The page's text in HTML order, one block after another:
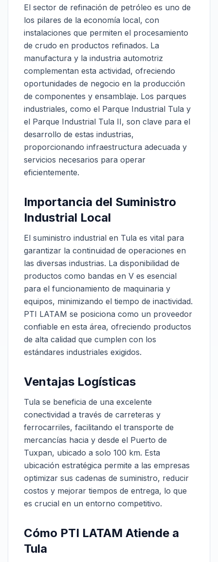
El sector de refinación de petróleo es uno de
los pilares de la economía local, con
instalaciones que permiten el procesamiento
de crudo en productos refinados. La
manufactura y la industria automotriz
complementan esta actividad, ofreciendo
oportunidades de negocio en la producción
de componentes y ensamblaje. Los parques
industriales, como el Parque Industrial Tula y
el Parque Industrial Tula II, son clave para el
desarrollo de estas industrias,
proporcionando infraestructura adecuada y
servicios necesarios para operar
eficientemente.
Importancia del Suministro
Industrial Local
El suministro industrial en Tula es vital para
garantizar la continuidad de operaciones en
las diversas industrias. La disponibilidad de
productos como bandas en V es esencial
para el funcionamiento de maquinaria y
equipos, minimizando el tiempo de inactividad.
PTI LATAM se posiciona como un proveedor
confiable en esta área, ofreciendo productos
de alta calidad que cumplen con los
estándares industriales exigidos.
Ventajas Logísticas
Tula se beneficia de una excelente
conectividad a través de carreteras y
ferrocarriles, facilitando el transporte de
mercancías hacia y desde el Puerto de
Tuxpan, ubicado a solo 100 km. Esta
ubicación estratégica permite a las empresas
optimizar sus cadenas de suministro, reducir
costos y mejorar tiempos de entrega, lo que
es crucial en un entorno competitivo.
Cómo PTI LATAM Atiende a
Tula